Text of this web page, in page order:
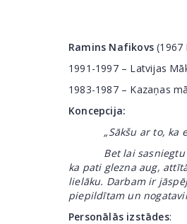
Ramins Nafikovs(1967
1991-1997 – Latvijas
1983-1987 – Kazaņas
Koncepcija:
„Sākšu ar to,
Bet lai sasniegtu
ka pati glezna aug,
lielāku. Darbam ir
piepildītam un
Personālās izstādes: